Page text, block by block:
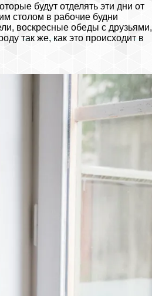
будут отделять эти дни от
столом в рабочие будни
воскресные обеды с друзьями,
так же, как это происходит в